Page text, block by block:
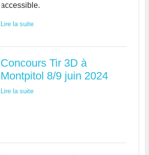
accessible.
Lire la suite
Concours Tir 3D à
Montpitol 8/9 juin 2024
Lire la suite